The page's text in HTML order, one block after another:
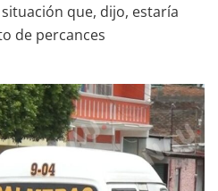
que, dijo, estaría
de percances